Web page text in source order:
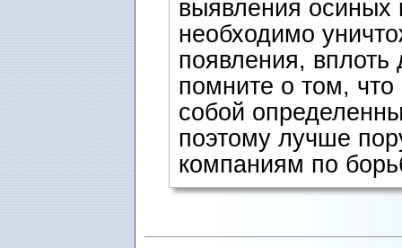
выявления осиных
необходимо
появления,
помните о том, что
собой
поэтому лучше
компаниям по